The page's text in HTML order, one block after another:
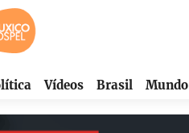
Vídeos Brasil Mundo